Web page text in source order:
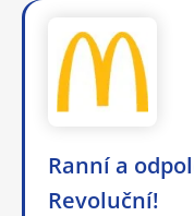
Ranní a
Revoluční!